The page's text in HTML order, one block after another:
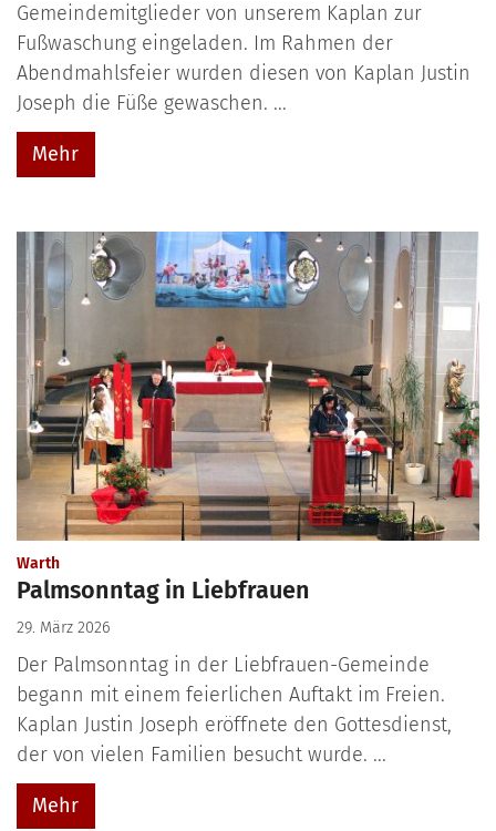
Gemeindemitglieder von unserem Kaplan zur
Fußwaschung eingeladen. Im Rahmen der
Abendmahlsfeier wurden diesen von Kaplan Justin
Joseph die Füße gewaschen. ...
Mehr
Warth:
Palmsonntag in Liebfrauen
29. März 2026
Der Palmsonntag in der Liebfrauen-Gemeinde
begann mit einem feierlichen Auftakt im Freien.
Kaplan Justin Joseph eröffnete den Gottesdienst,
der von vielen Familien besucht wurde. ...
Mehr